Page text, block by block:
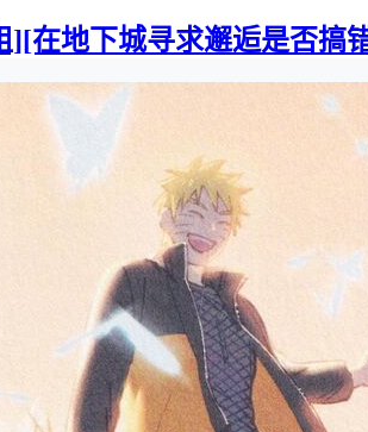
][在地下城寻求邂逅是否搞